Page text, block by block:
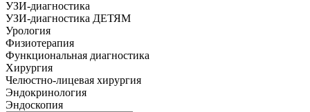
УЗИ-диагностика
УЗИ-диагностика ДЕТЯМ
Урология
Физиотерапия
Функциональная диагностика
Хирургия
Челюстно-лицевая хирургия
Эндокринология
Эндоскопия